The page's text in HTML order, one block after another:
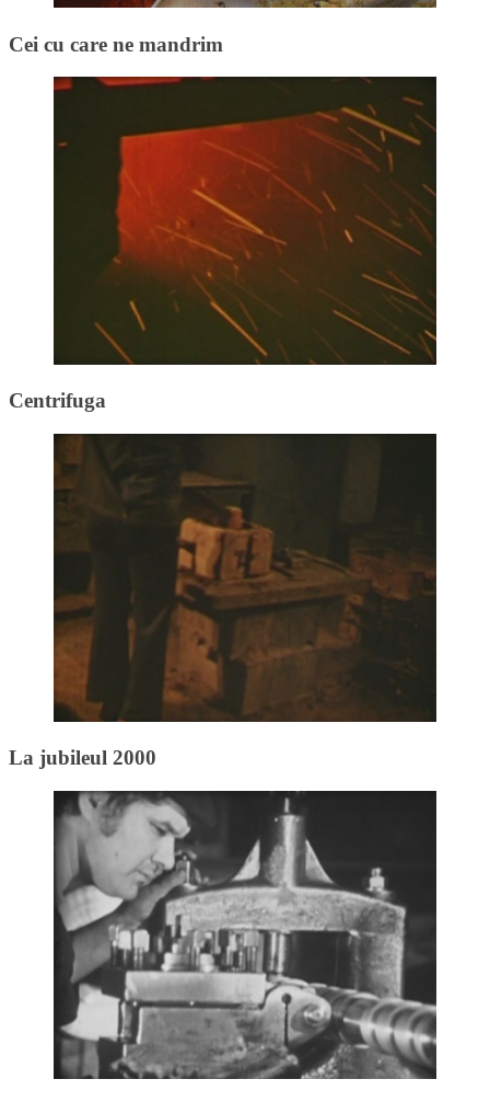
Cei cu care ne mandrim
Centrifuga
La jubileul 2000